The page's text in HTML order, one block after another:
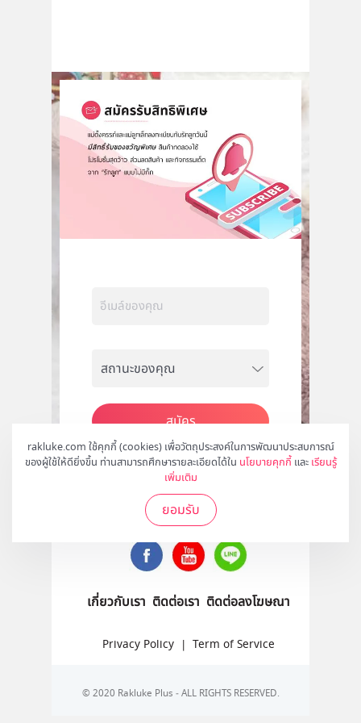
rakluke.com ใช้คุกกี้ (cookies) เพื่อวัตถุประสงค์ในการพัฒนาประสบการณ์
ของผู้ใช้ให้ดียิ่งขึ้น ท่านสามารถศึกษารายละเอียดได้ใน นโยบายคุกกี้ และ เรียนรู้
เพิ่มเติม
ยอมรับ
สมัคร
ติดตามเราได้ที่
เกี่ยวกับเรา ติดต่อเรา ติดต่อลงโฆษณา
Privacy Policy | Term of Service
© 2020 Rakluke Plus - ALL RIGHTS RESERVED.